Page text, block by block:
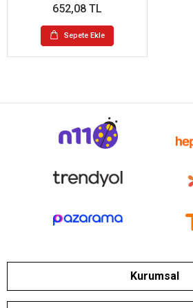
652,08 TL
Sepete Ekle
Kurumsal